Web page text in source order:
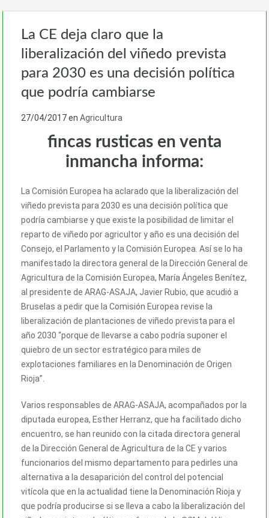
La CE deja claro que la
liberalización del viñedo prevista
para 2030 es una decisión política
que podría cambiarse
27/04/2017en Agricultura
fincas rusticas en venta
inmancha informa:
La Comisión Europea ha aclarado que la liberalización del
viñedo prevista para 2030 es una decisión política que
podría cambiarse y que existe la posibilidad de limitar el
reparto de viñedo por agricultor y año es una decisión del
Consejo, el Parlamento y la Comisión Europea. Así se lo ha
manifestado la directora general de la Dirección General de
Agricultura de la Comisión Europea, María Ángeles Benítez,
al presidente de ARAG-ASAJA, Javier Rubio, que acudió a
Bruselas a pedir que la Comisión Europea revise la
liberalización de plantaciones de viñedo prevista para el
año 2030 “porque de llevarse a cabo podría suponer el
quiebro de un sector estratégico para miles de
explotaciones familiares en la Denominación de Origen
Rioja”.
Varios responsables de ARAG-ASAJA, acompañados por la
diputada europea, Esther Herranz, que ha facilitado dicho
encuentro, se han reunido con la citada directora general
de la Dirección General de Agricultura de la CE y varios
funcionarios del mismo departamento para pedirles una
alternativa a la desaparición del control del potencial
vitícola que en la actualidad tiene la Denominación Rioja y
que podría producirse si se lleva a cabo la liberalización del